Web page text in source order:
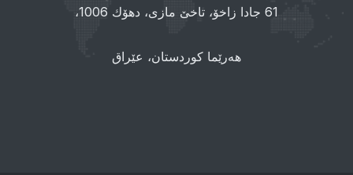
61 جادا زاخۆ، تاخێ مازی، دهۆك 1006،
هەرێما کوردستان، عێراق